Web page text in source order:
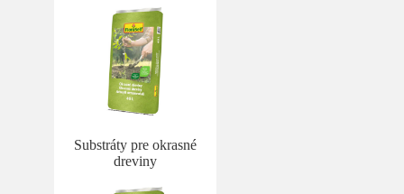
Substráty pre okrasné
dreviny